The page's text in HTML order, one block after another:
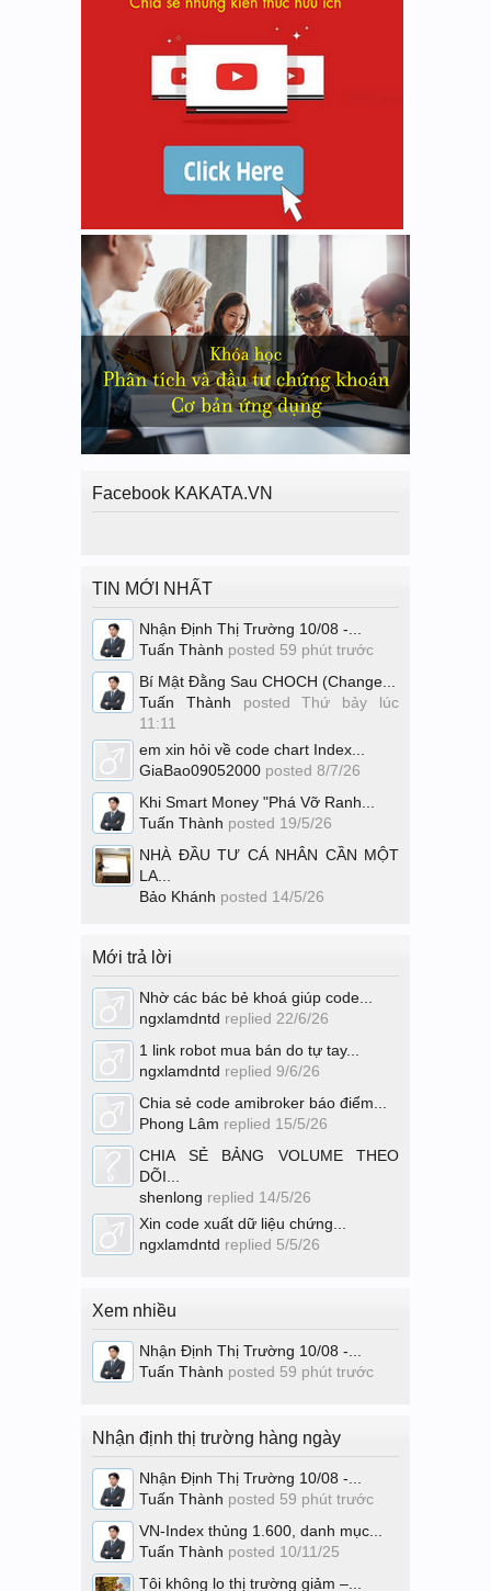
Facebook KAKATA.VN
TIN MỚI NHẤT
Nhận Định Thị Trường 10/08 -...
Tuấn Thành posted 59 phút trước
Bí Mật Đằng Sau CHOCH (Change...
Tuấn Thành postedThứ bảy lúc
11:11
em xin hỏi về code chart Index...
GiaBao09052000 posted 8/7/26
Khi Smart Money "Phá Vỡ Ranh...
Tuấn Thành posted 19/5/26
NHÀ ĐẦU TƯ CÁ NHÂN CẦN MỘT
LA...
Bảo Khánh posted 14/5/26
Mới trả lời
Nhờ các bác bẻ khoá giúp code...
ngxlamdntd replied 22/6/26
1 link robot mua bán do tự tay...
ngxlamdntd replied 9/6/26
Chia sẻ code amibroker báo điểm...
Phong Lâm replied 15/5/26
CHIA SẺ BẢNG VOLUME THEO
DÕI...
shenlong replied 14/5/26
Xin code xuất dữ liệu chứng...
ngxlamdntd replied 5/5/26
Xem nhiều
Nhận Định Thị Trường 10/08 -...
Tuấn Thành posted 59 phút trước
Nhận định thị trường hàng ngày
Nhận Định Thị Trường 10/08 -...
Tuấn Thành posted 59 phút trước
VN-Index thủng 1.600, danh mục...
Tuấn Thành posted 10/11/25
Tôi không lo thị trường giảm –...